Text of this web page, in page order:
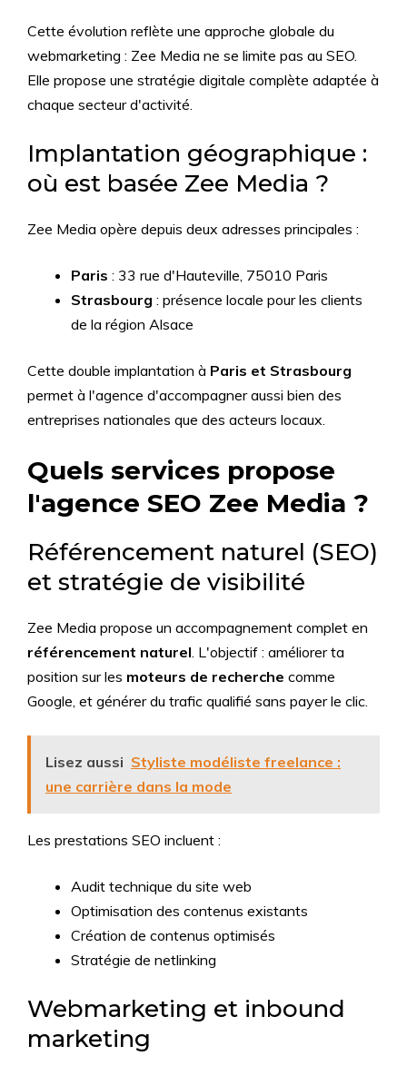
Cette évolution reflète une approche globale du
webmarketing : Zee Media ne se limite pas au SEO.
Elle propose une stratégie digitale complète adaptée à
chaque secteur d'activité.
Implantation géographique :
où est basée Zee Media ?
Zee Media opère depuis deux adresses principales :
Paris : 33 rue d'Hauteville, 75010 Paris
Strasbourg : présence locale pour les clients
de la région Alsace
Cette double implantation à Paris et Strasbourg
permet à l'agence d'accompagner aussi bien des
entreprises nationales que des acteurs locaux.
Quels services propose
l'agence SEO Zee Media ?
Référencement naturel (SEO)
et stratégie de visibilité
Zee Media propose un accompagnement complet en
référencement naturel. L'objectif : améliorer ta
position sur les moteurs de recherche comme
Google, et générer du trafic qualifié sans payer le clic.
Lisez aussi Styliste modéliste freelance :
une carrière dans la mode
Les prestations SEO incluent :
Audit technique du site web
Optimisation des contenus existants
Création de contenus optimisés
Stratégie de netlinking
Webmarketing et inbound
marketing